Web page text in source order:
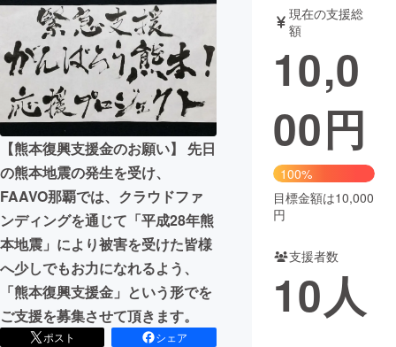
アート・写真 音楽
テクノロジー・ガジェット ゲーム・
映像・映画 書籍・雑誌
ビジネス・起業 チャレンジ
まちづくり・地域活性化
CAMPFIRE for Social Good
CAMPFIRE Creation
CAMPFIREふるさと納税machi-ya コミュニティ
【熊本復興支援金のお願い】 先日
の熊本地震の発生を受け、
FAAVO那覇では、クラウドファ
ンディングを通じて「平成28年熊
本地震」により被害を受けた皆様
へ少しでもお力になれるよう、
「熊本復興支援金」という形でを
ご支援を募集させて頂きます。
ポスト
シェア
現在の支援総
額
10,0
00円
100%
目標金額は10,000
円
支援者数
10人